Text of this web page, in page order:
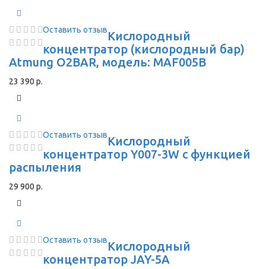
Оставить отзывКислородный
концентратор (кислородный бар)
Atmung O2BAR, модель: MAF005B
23 390 р.
Оставить отзывКислородный
концентратор Y007-3W с функцией
распыления
29 900 р.
Оставить отзывКислородный
концентратор JAY-5A